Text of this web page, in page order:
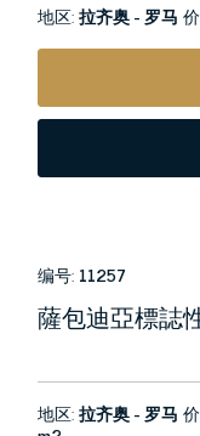
地区:拉齐奥 - 罗马
编号: 11257
薩包迪亞標誌
地区:拉齐奥 - 罗马